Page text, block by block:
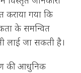
कराया गया कि
के समन्वित
लाई जा सकती है।
की आधुनिक